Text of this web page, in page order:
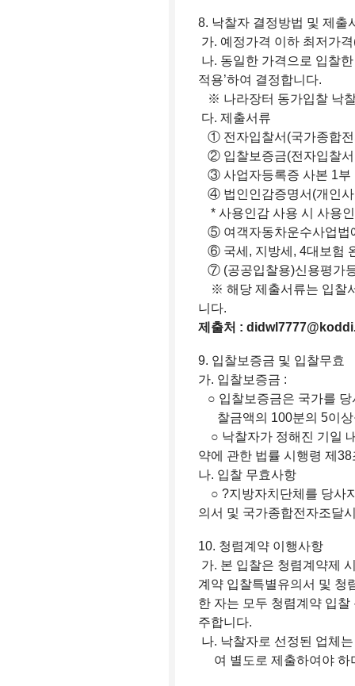
8. 낙찰자 결정방법 및 제출
가. 예정가격 이하 최저가
나. 동일한 가격으로 입찰
적용’하여 결정합니다.
※ 나라장터 동가입찰 낙
다. 제출서류
① 전자입찰서(국가종합
② 입찰보증금(전자입찰서
③ 사업자등록증 사본 1부
④ 법인인감증명서(개인사
* 사용인감 사용 시 사용
⑤ 여객자동차운수사업법
⑥ 국세, 지방세, 4대보험
⑦ (공공입찰용)신용평가
※ 해당 제출서류는 입찰
니다.
제출처 :
9. 입찰보증금 및 입찰무효
가. 입찰보증금 :
○ 입찰보증금은 국가를
찰금액의 100분의 5이상
○ 낙찰자가 정해진 기일
약에 관한 법률 시행령 제
나. 입찰 무효사항
○ ?지방자치단체를 당사
의서 및 국가종합전자조달
10. 청렴계약 이행사항
가. 본 입찰은 청렴계약제
계약 입찰특별유의서 및 청
한 자는 모두 청렴계약 입
주합니다.
나. 낙찰자로 선정된 업체
여 별도로 제출하여야 하